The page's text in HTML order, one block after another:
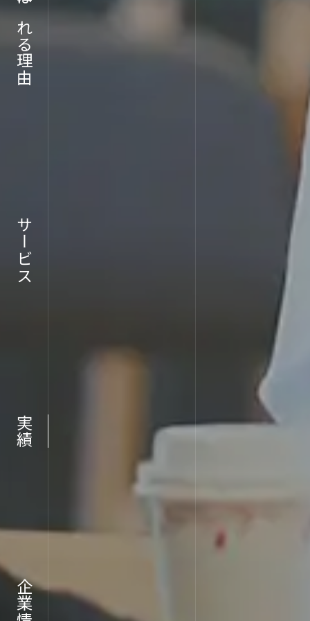
選ばれる理由
サービス
実績
採用情報